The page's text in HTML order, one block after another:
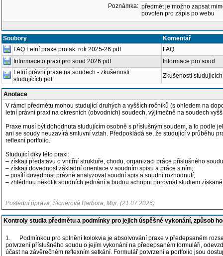
Poznámka: předmět je možno zapsat
povolen pro zápis po webu
Soubory
Komentář
FAQ Letní praxe pro ak. rok 2025-26.pdf
FAQ
Informace o praxi pro soud 2026.pdf
Informace pro soud
Letní právní praxe na soudech - zkušenosti
studujících.pdf
Zkušenosti
Anotace
V rámci předmětu mohou studující druhých a vyšších ročníků (s ohledem na
letní právní praxi na okresních (obvodních) soudech, výjimečně na soudech
Praxe musí být dohodnuta studujícím osobně s příslušným soudem, a to podle
ani se soudy neuzavírá smluvní vztah. Předpokládá se, že studující v průběhu
reflexní portfolio.
Studující díky této praxi:
– získají představu o vnitřní struktuře, chodu, organizaci práce příslušného
– získají dovednost základní orientace v soudním spisu a práce s ním;
– posílí dovednost právně analyzovat soudní spis a soudní rozhodnutí;
– zhlédnou několik soudních jednání a budou schopni porovnat studiem
Poslední úprava: Šicnerová Barbora, Mgr. (21.07.2026)
Kontroly studia předmětu a podmínky pro jejich úspěšné vykonání, způsob
1. Podmínkou pro splnění kolokvia je absolvování praxe v předepsaném
potvrzení příslušného soudu o jejím vykonání na předepsaném formuláři,
účast na závěrečném reflexním setkání. Formulář potvrzení a portfolio jsou